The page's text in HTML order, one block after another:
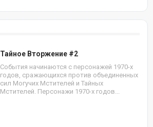
Тайное Вторжение #2
События начинаются с персонажей 1970-х
годов, сражающихся против объединенных
сил Могучих Мстителей и Тайных
Мстителей. Персонажи 1970-х годов...